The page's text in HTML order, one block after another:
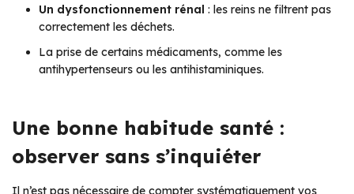
Un dysfonctionnement rénal : les reins ne filtrent pas
correctement les déchets.
La prise de certains médicaments, comme les
antihypertenseurs ou les antihistaminiques.
Une bonne habitude santé :
observer sans s’inquiéter